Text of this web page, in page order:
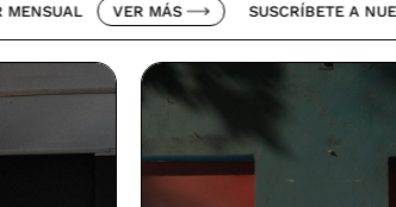
VER MÁS SUSCRÍBETE A NUESTRO